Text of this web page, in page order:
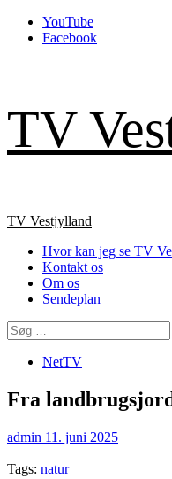
Skip
YouTube
Facebook
TV
Primary
TV Vestjylland
Hvor kan jeg se TV
Kontakt os
Om os
Sendeplan
Søg
efter:
NetTV
Fra
admin 11. juni 2025
Tags: natur